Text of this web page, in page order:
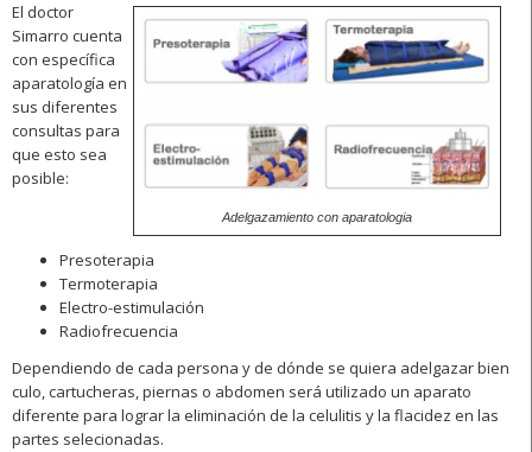
Adelgazamiento con aparatologia
El doctor
Simarro cuenta
con específica
aparatología en
sus diferentes
consultas para
que esto sea
posible:
Presoterapia
Termoterapia
Electro-estimulación
Radiofrecuencia
Dependiendo de cada persona y de dónde se quiera adelgazar bien
culo, cartucheras, piernas o abdomen será utilizado un aparato
diferente para lograr la eliminación de la celulitis y la flacidez en las
partes selecionadas.